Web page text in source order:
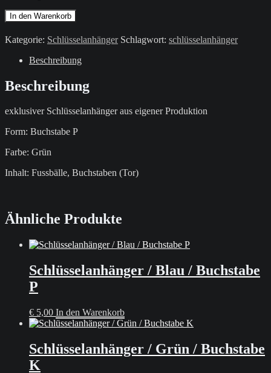
Schlüsselanhänger
/
Grün
Buchstabe
Menge
In den Warenkorb
Kategorie: Schlüsselanhänger Schlagwort: schlüsselanhänger
Beschreibung
Beschreibung
exklusiver Schlüsselanhänger aus eigener Produktion
Form: Buchstabe P
Farbe: Grün
Inhalt: Fussbälle, Buchstaben (Tor)
Ähnliche Produkte
Schlüsselanhänger / Blau / Buchstabe
P
€ 5,00 In den Warenkorb
Schlüsselanhänger / Grün / Buchstabe
K